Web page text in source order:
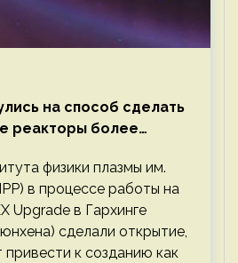
на способ сделать
реакторы более
физики плазмы им.
в процессе работы на
Upgrade в Гархинге
сделали открытие,
к созданию как